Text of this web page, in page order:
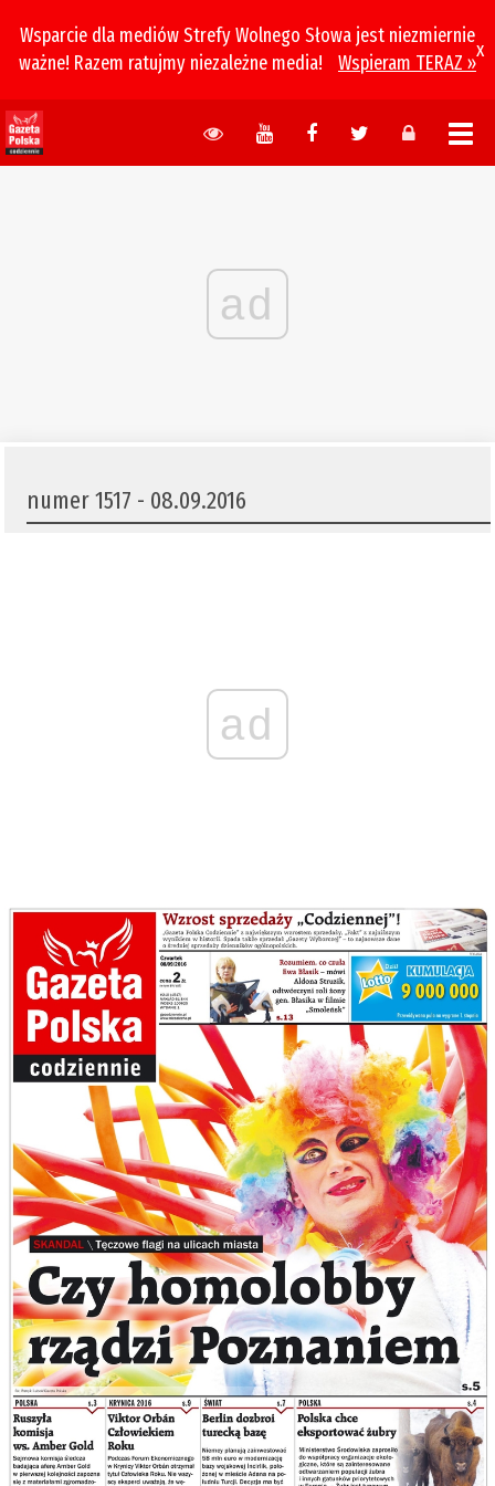
Wsparcie dla mediów Strefy Wolnego Słowa jest niezmiernie
ważne! Razem ratujmy niezależne media!
Wspieram TERAZ »
x
ad
numer 1517 - 08.09.2016
ad